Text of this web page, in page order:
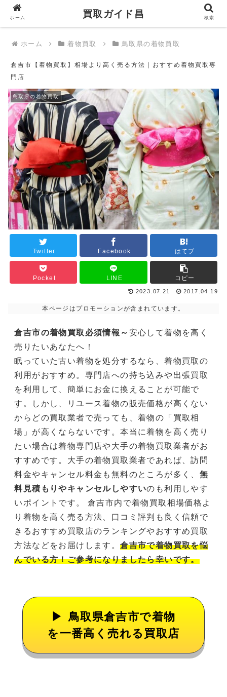
買取ガイド昌
ホーム 着物買取 鳥取県の着物買取
倉吉市【着物買取】相場より高く売る方法｜おすすめ着物買取専
門店
鳥取県の着物買取
Twitter Facebook はてブ
Pocket LINE コピー
2023.07.21 2017.04.19
本ページはプロモーションが含まれています。
倉吉市の着物買取必須情報～ 安心して着物を高く
売りたいあなたへ！
眠っていた古い着物を処分するなら、着物買取の
利用がおすすめ。専門店への持ち込みや出張買取
を利用して、簡単にお金に換えることが可能で
す。しかし、リユース着物の販売価格が高くない
からどの買取業者で売っても、着物の「買取相
場」が高くならないです。本当に着物を高く売り
たい場合は着物専門店や大手の着物買取業者がお
すすめです。大手の着物買取業者であれば、訪問
料金やキャンセル料金も無料のところが多く、 無
料見積もりやキャンセルしやすいのも利用しやす
いポイントです。 倉吉市内で着物買取相場価格よ
り着物を高く売る方法、口コミ評判も良く信頼で
きるおすすめ買取店のランキングやおすすめ買取
方法などをお届けします。倉吉市で着物買取を悩
んでいる方！ご参考になりましたら幸いです。
鳥取県倉吉市で着物
を一番高く売れる買取店
ホーム 買取ガイド昌 検索